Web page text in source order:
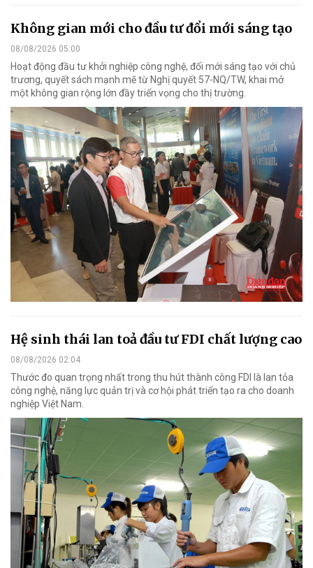
Không gian mới cho đầu tư đổi mới sáng tạo
08/08/2026 05:00
Hoạt động đầu tư khởi nghiệp công nghệ, đổi mới sáng tạo với chủ
trương, quyết sách mạnh mẽ từ Nghị quyết 57-NQ/TW, khai mở
một không gian rộng lớn đầy triển vọng cho thị trường.
Hệ sinh thái lan toả đầu tư FDI chất lượng cao
08/08/2026 02:04
Thước đo quan trọng nhất trong thu hút thành công FDI là lan tỏa
công nghệ, năng lực quản trị và cơ hội phát triển tạo ra cho doanh
nghiệp Việt Nam.